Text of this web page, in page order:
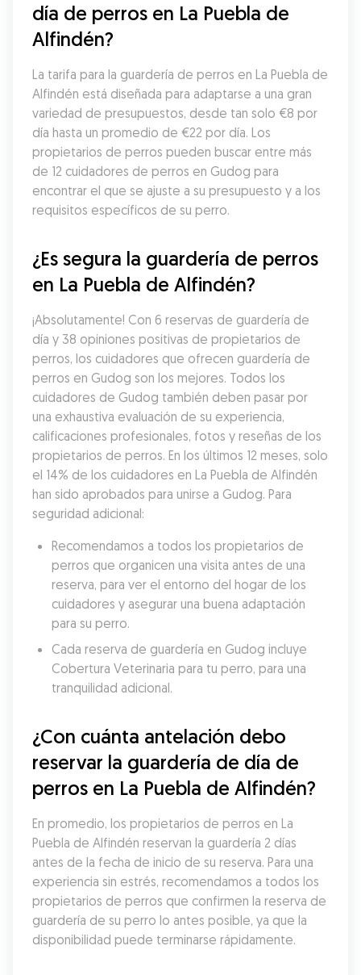
día de perros en La Puebla de
Alfindén?
La tarifa para la guardería de perros en La Puebla de
Alfindén está diseñada para adaptarse a una gran
variedad de presupuestos, desde tan solo €8 por
día hasta un promedio de €22 por día. Los
propietarios de perros pueden buscar entre más
de 12 cuidadores de perros en Gudog para
encontrar el que se ajuste a su presupuesto y a los
requisitos específicos de su perro.
¿Es segura la guardería de perros
en La Puebla de Alfindén?
¡Absolutamente! Con 6 reservas de guardería de
día y 38 opiniones positivas de propietarios de
perros, los cuidadores que ofrecen guardería de
perros en Gudog son los mejores. Todos los
cuidadores de Gudog también deben pasar por
una exhaustiva evaluación de su experiencia,
calificaciones profesionales, fotos y reseñas de los
propietarios de perros. En los últimos 12 meses, solo
el 14% de los cuidadores en La Puebla de Alfindén
han sido aprobados para unirse a Gudog. Para
seguridad adicional:
Recomendamos a todos los propietarios de
perros que organicen una visita antes de una
reserva, para ver el entorno del hogar de los
cuidadores y asegurar una buena adaptación
para su perro.
Cada reserva de guardería en Gudog incluye
Cobertura Veterinaria para tu perro, para una
tranquilidad adicional.
¿Con cuánta antelación debo
reservar la guardería de día de
perros en La Puebla de Alfindén?
En promedio, los propietarios de perros en La
Puebla de Alfindén reservan la guardería 2 días
antes de la fecha de inicio de su reserva. Para una
experiencia sin estrés, recomendamos a todos los
propietarios de perros que confirmen la reserva de
guardería de su perro lo antes posible, ya que la
disponibilidad puede terminarse rápidamente.